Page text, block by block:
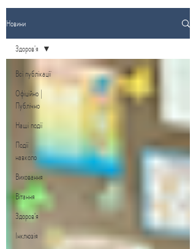
Новини
Всі публікації
Офіційно |
Публічно
Наші події
Події
навколо
Виховання
Вітання
Здоров'я
Інклюзія
Здоров'я